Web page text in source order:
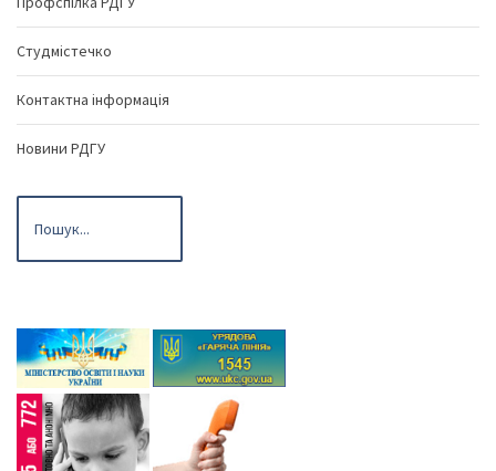
Студмістечко
Контактна інформація
Новини РДГУ